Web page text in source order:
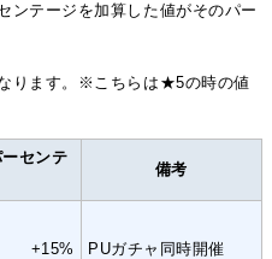
ンテージを加算した値がそのパー
ります。※こちらは★5の時の値
センテ
備考
+15%
PUガチャ同時開催